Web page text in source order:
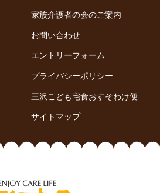
家族介護者の会のご案内
お問い合わせ
エントリーフォーム
プライバシーポリシー
三沢こども宅食おすそわけ便
サイトマップ